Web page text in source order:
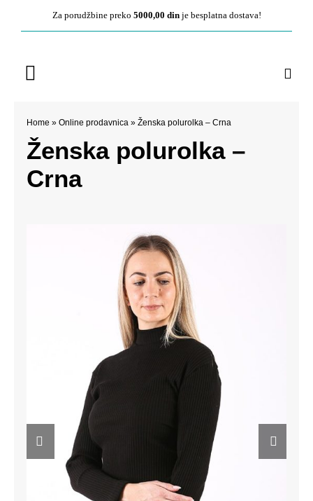
Za porudžbine preko 5000,00 dinje besplatna dostava!
Toggle
Početna
O nama
Home » Online prodavnica» Ženska polurolka – Crna
Ženska polurolka –
Crna